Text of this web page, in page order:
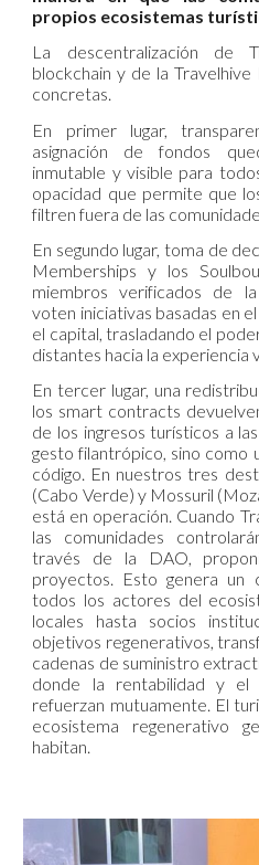
propios ecosistemas
La descentralización de
blockchain y de la
concretas.
En primer lugar,
asignación de fondos
inmutable y visible para
opacidad que permite que
filtren fuera de las
En segundo lugar, toma de
Memberships y los
miembros verificados de
voten iniciativas basadas en
el capital, trasladando el
distantes hacia la experiencia
En tercer lugar, una
los smart contracts
de los ingresos turísticos a
gesto filantrópico, sino como
código. En nuestros tres
(Cabo Verde) y Mossuril
está en operación. Cuando
las comunidades
través de la DAO,
proyectos. Esto genera un
todos los actores del
locales hasta socios
objetivos regenerativos,
cadenas de suministro
donde la rentabilidad y el
refuerzan mutuamente. El
ecosistema regenerativo
habitan.